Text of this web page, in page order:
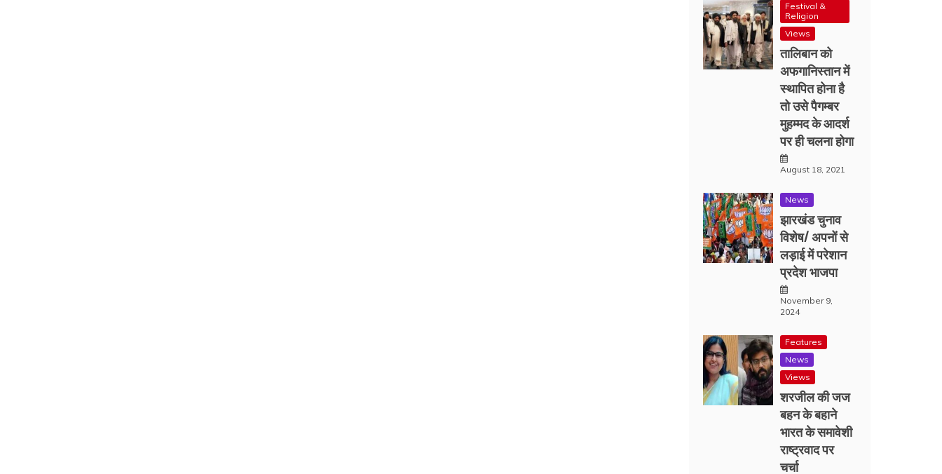
Festival &
Religion
Views
तालिबान को
अफगानिस्तान में
स्थापित होना है
तो उसे पैगम्बर
मुहम्मद के आदर्श
पर ही चलना होगा
August 18, 2021
News
झारखंड चुनाव
विशेष/ अपनों से
लड़ाई में परेशान
प्रदेश भाजपा
November 9,
2024
Features
News
Views
शरजील की जज
बहन के बहाने
भारत के समावेशी
राष्ट्रवाद पर
चर्चा